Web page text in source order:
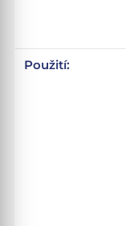
Použití: